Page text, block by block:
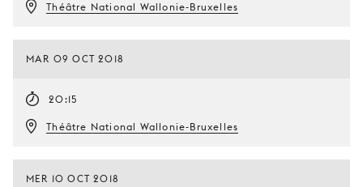
Théâtre National Wallonie-Bruxelles
MAR 09 OCT 2018
20:15
Théâtre National Wallonie-Bruxelles
MER 10 OCT 2018